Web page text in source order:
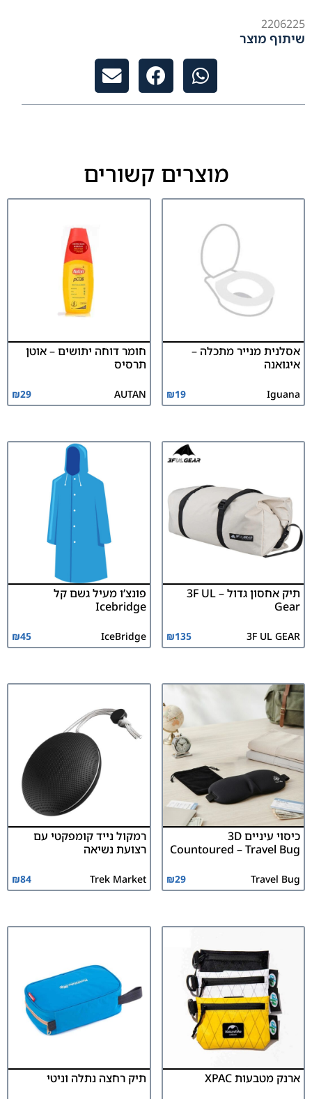
2206225
שיתוף מוצר
מוצרים קשורים
אסלנית מנייר מתכלה –
איגואנה
Iguana
₪19
חומר דוחה יתושים – אוטן
תרסיס
AUTAN
₪29
תיק אחסון גדול – 3F UL
Gear
3F UL GEAR
₪135
פונצ’ו מעיל גשם קל
Icebridge
IceBridge
₪45
כיסוי עיניים 3D
Countoured – Travel Bug
Travel Bug
₪29
רמקול נייד קומפקטי עם
רצועת נשיאה
Trek Market
₪84
ארנק מטבעות XPAC תיק רחצה נתלה וניטי